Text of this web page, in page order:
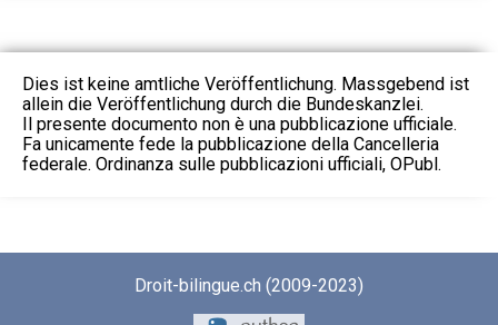
Dies ist keine amtliche Veröffentlichung. Massgebend ist
allein die Veröffentlichung durch die Bundeskanzlei.
Il presente documento non è una pubblicazione ufficiale.
Fa unicamente fede la pubblicazione della Cancelleria
federale. Ordinanza sulle pubblicazioni ufficiali, OPubl.
Droit-bilingue.ch (2009-2023)